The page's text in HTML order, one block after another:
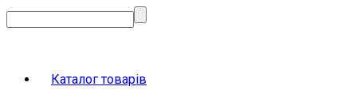
Каталог товарів